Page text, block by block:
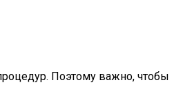
Поэтому важно, чтобы